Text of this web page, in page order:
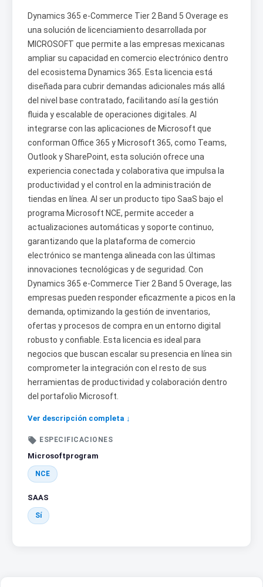
Dynamics 365 e-Commerce Tier 2 Band 5 Overage es
una solución de licenciamiento desarrollada por
MICROSOFT que permite a las empresas mexicanas
ampliar su capacidad en comercio electrónico dentro
del ecosistema Dynamics 365. Esta licencia está
diseñada para cubrir demandas adicionales más allá
del nivel base contratado, facilitando así la gestión
fluida y escalable de operaciones digitales. Al
integrarse con las aplicaciones de Microsoft que
conforman Office 365 y Microsoft 365, como Teams,
Outlook y SharePoint, esta solución ofrece una
experiencia conectada y colaborativa que impulsa la
productividad y el control en la administración de
tiendas en línea. Al ser un producto tipo SaaS bajo el
programa Microsoft NCE, permite acceder a
actualizaciones automáticas y soporte continuo,
garantizando que la plataforma de comercio
electrónico se mantenga alineada con las últimas
innovaciones tecnológicas y de seguridad. Con
Dynamics 365 e-Commerce Tier 2 Band 5 Overage, las
empresas pueden responder eficazmente a picos en la
demanda, optimizando la gestión de inventarios,
ofertas y procesos de compra en un entorno digital
robusto y confiable. Esta licencia es ideal para
negocios que buscan escalar su presencia en línea sin
comprometer la integración con el resto de sus
herramientas de productividad y colaboración dentro
del portafolio Microsoft.
Ver descripción completa ↓
 ESPECIFICACIONES
Microsoftprogram
NCE
SAAS
Sí